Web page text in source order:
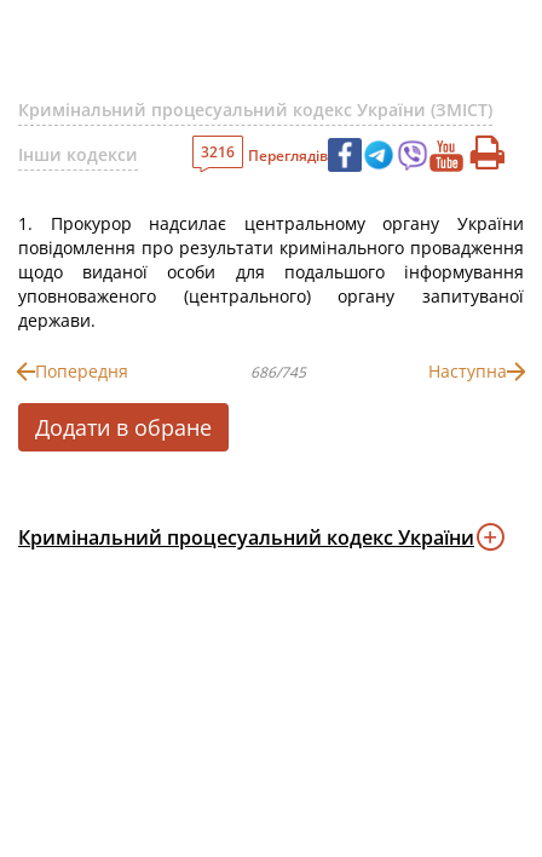
Кримінальний процесуальний кодекс України (ЗМІСТ)
Інши кодекси
3216 Переглядів
1. Прокурор надсилає центральному органу України
повідомлення про результати кримінального провадження
щодо виданої особи для подальшого інформування
уповноваженого (центрального) органу запитуваної
держави.
Попередня 686/745 Наступна
Додати в обране
Кримінальний процесуальний кодекс України